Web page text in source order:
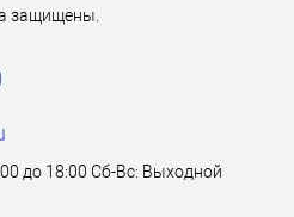
защищены.
до 18:00 Сб-Вс: Выходной